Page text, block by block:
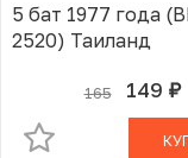
5 бат 1977 года
2520) Таиланд
165 149 руб.
В